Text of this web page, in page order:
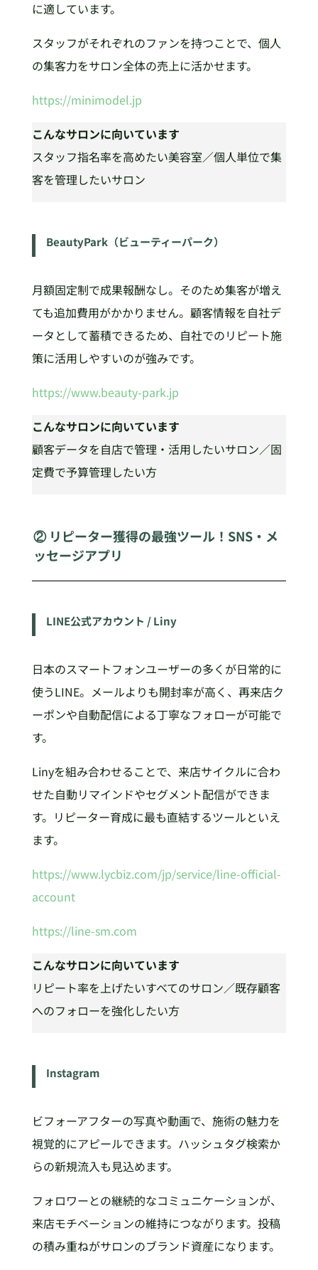
に適しています。
スタッフがそれぞれのファンを持つことで、個人
の集客力をサロン全体の売上に活かせます。
https://minimodel.jp
こんなサロンに向いています
スタッフ指名率を高めたい美容室／個人単位で集
客を管理したいサロン
BeautyPark（ビューティーパーク）
月額固定制で成果報酬なし。そのため集客が増え
ても追加費用がかかりません。顧客情報を自社デ
ータとして蓄積できるため、自社でのリピート施
策に活用しやすいのが強みです。
https://www.beauty-park.jp
こんなサロンに向いています
顧客データを自店で管理・活用したいサロン／固
定費で予算管理したい方
② リピーター獲得の最強ツール！SNS・メ
ッセージアプリ
LINE公式アカウント / Liny
日本のスマートフォンユーザーの多くが日常的に
使うLINE。メールよりも開封率が高く、再来店ク
ーポンや自動配信による丁寧なフォローが可能で
す。
Linyを組み合わせることで、来店サイクルに合わ
せた自動リマインドやセグメント配信ができま
す。リピーター育成に最も直結するツールといえ
ます。
https://www.lycbiz.com/jp/service/line-official-
account
https://line-sm.com
こんなサロンに向いています
リピート率を上げたいすべてのサロン／既存顧客
へのフォローを強化したい方
Instagram
ビフォーアフターの写真や動画で、施術の魅力を
視覚的にアピールできます。ハッシュタグ検索か
らの新規流入も見込めます。
フォロワーとの継続的なコミュニケーションが、
来店モチベーションの維持につながります。投稿
の積み重ねがサロンのブランド資産になります。